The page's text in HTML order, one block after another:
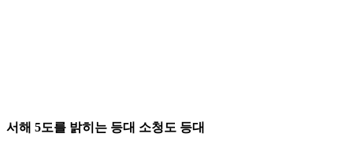
서해 5도를 밝히는 등대 소청도 등대